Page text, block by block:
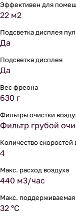
Эффективен для
22 м2
Подсветка дисплея
Да
Подсветка дисплея
Да
Вес фреона
630 г
Фильтры очистки
Фильтр грубой
Количество
4
Макс. расход воздуха
440 м3/час
Макс. поддерживаемая
32 °С